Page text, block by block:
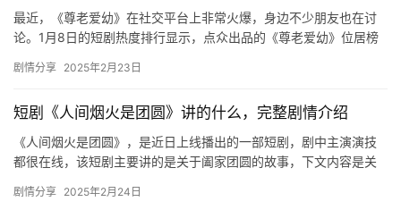
最近，《尊老爱幼》在社交平台上非常火爆，身边不少朋友也在讨
论。1月8日的短剧热度排行显示，点众出品的《尊老爱幼》位居榜
茄的…
剧情分享 2025年2月23日
短剧《人间烟火是团圆》讲的什么，完整剧情介绍
《人间烟火是团圆》，是近日上线播出的一部短剧，剧中主演演技
都很在线，该短剧主要讲的是关于阖家团圆的故事，下文内容是关
是团…
剧情分享 2025年2月24日